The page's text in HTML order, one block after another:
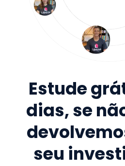
Estude
dias, se
seu